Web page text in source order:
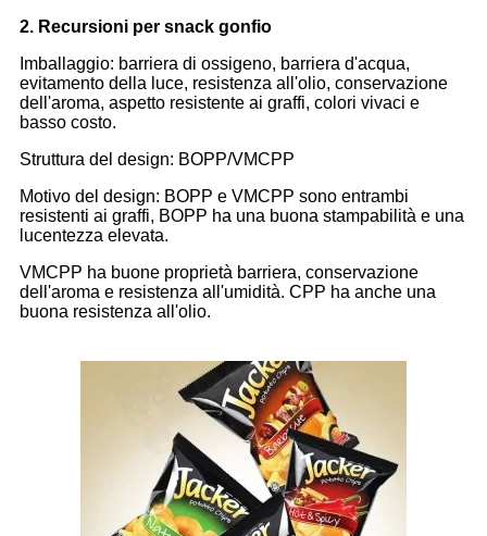
2. Recursioni per snack gonfio
Imballaggio: barriera di ossigeno, barriera d'acqua,
evitamento della luce, resistenza all'olio, conservazione
dell'aroma, aspetto resistente ai graffi, colori vivaci e
basso costo.
Struttura del design: BOPP/VMCPP
Motivo del design: BOPP e VMCPP sono entrambi
resistenti ai graffi, BOPP ha una buona stampabilità e una
lucentezza elevata.
VMCPP ha buone proprietà barriera, conservazione
dell'aroma e resistenza all'umidità. CPP ha anche una
buona resistenza all'olio.